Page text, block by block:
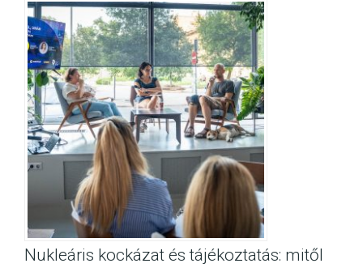
Nukleáris kockázat és tájékoztatás: mitől